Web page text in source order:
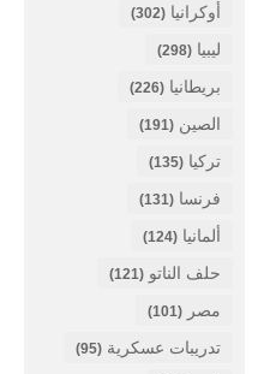
أوكرانيا (302)
ليبيا (298)
بريطانيا (226)
الصين (191)
تركيا (135)
فرنسا (131)
ألمانيا (124)
حلف الناتو (121)
مصر (101)
تدريبات عسكرية (95)